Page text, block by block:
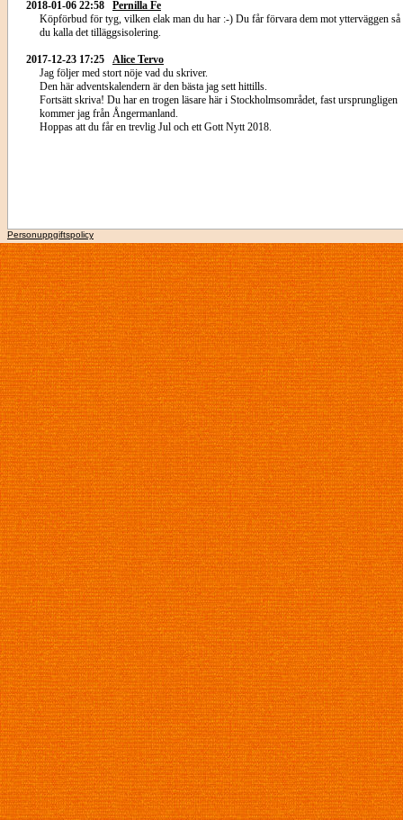
2018-01-06 22:58
Pernilla Fe
Köpförbud för tyg, vilken elak man du har :-) Du får förvara dem mot ytterväggen så
du kalla det tilläggsisolering.
2017-12-23 17:25
Alice Tervo
Jag följer med stort nöje vad du skriver.
Den här adventskalendern är den bästa jag sett hittills.
Fortsätt skriva! Du har en trogen läsare här i Stockholmsområdet, fast ursprungligen
kommer jag från Ångermanland.
Hoppas att du får en trevlig Jul och ett Gott Nytt 2018.
Personuppgiftspolicy